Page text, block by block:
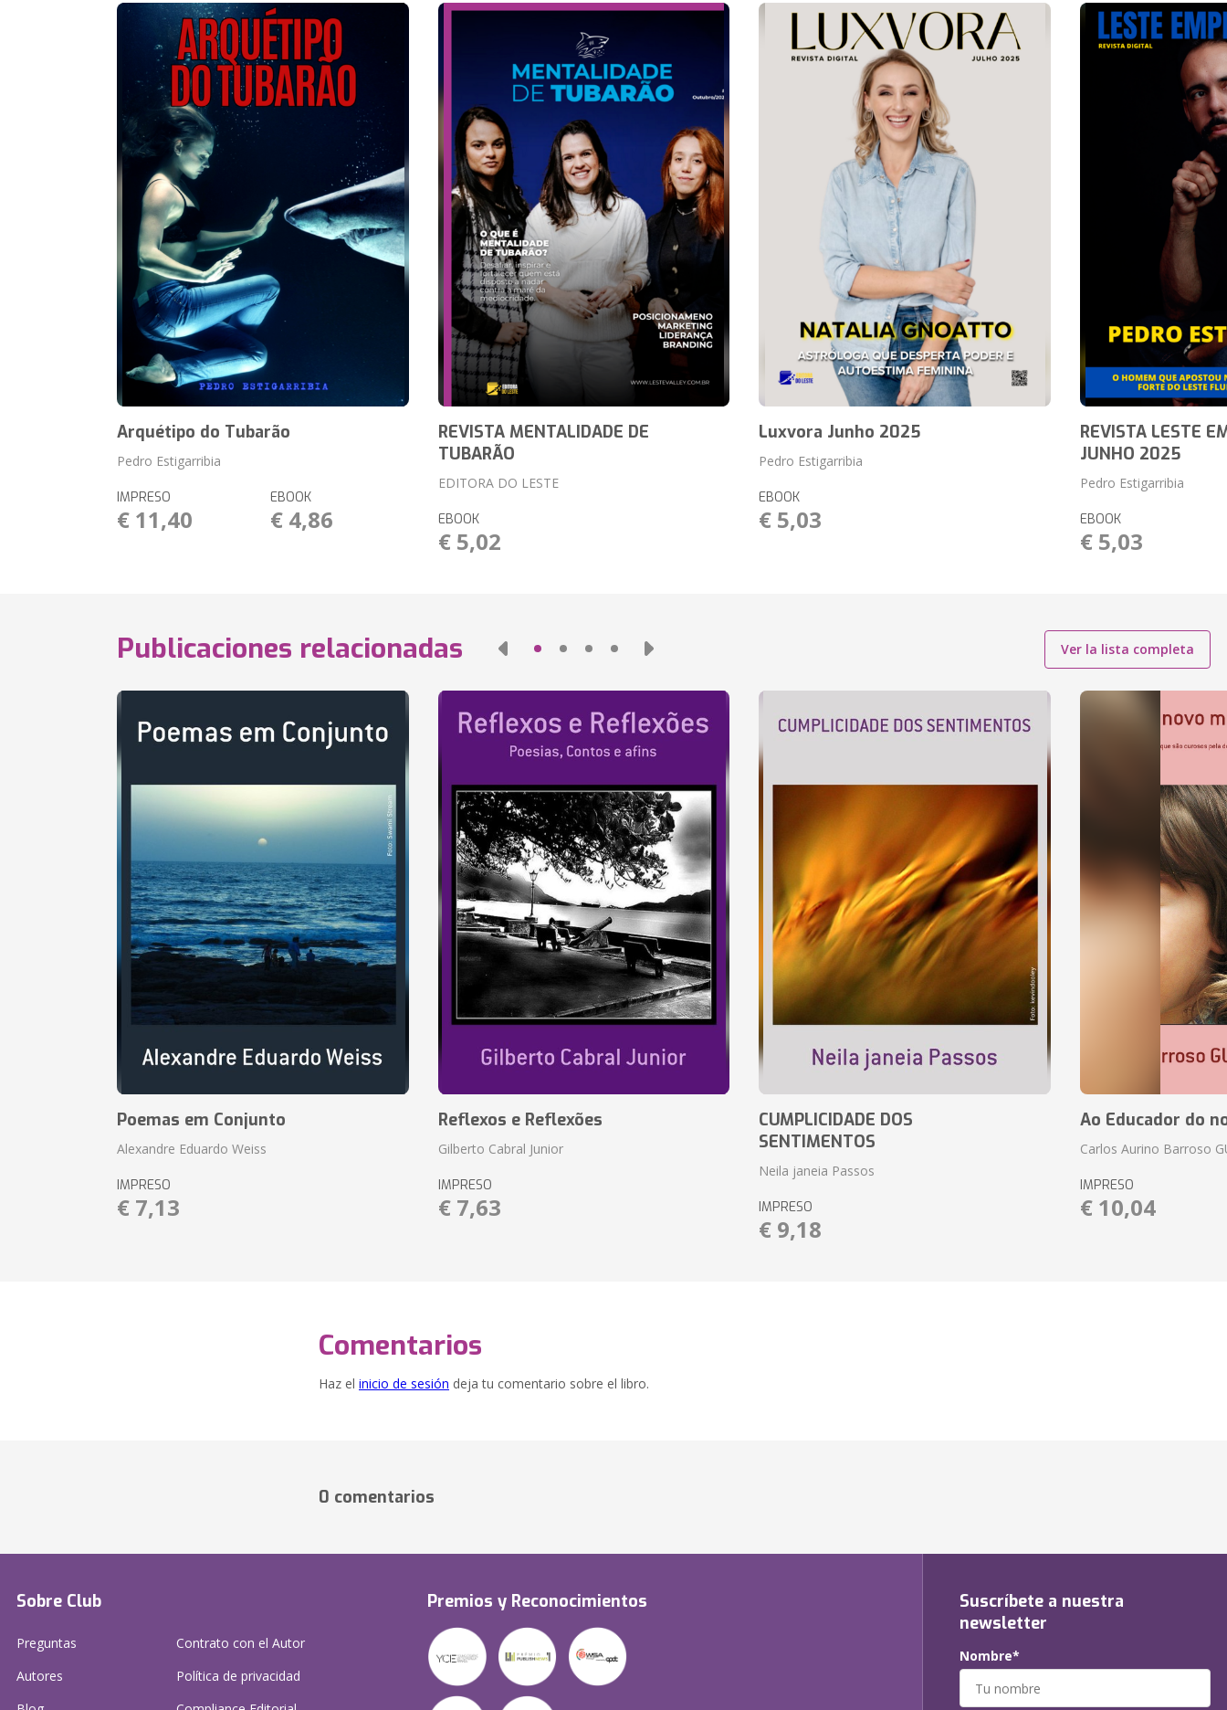
Arquétipo do Tubarão
Pedro Estigarribia
IMPRESO
€ 11,40
EBOOK
€ 4,86
REVISTA MENTALIDADE DE
TUBARÃO
EDITORA DO LESTE
EBOOK
€ 5,02
Luxvora Junho 2025
Pedro Estigarribia
EBOOK
€ 5,03
REVISTA LESTE
JUNHO 2025
Pedro Estigarribia
EBOOK
€ 5,03
Publicaciones relacionadas Ver la lista completa
Poemas em Conjunto
Alexandre Eduardo Weiss
IMPRESO
€ 7,13
Reflexos e Reflexões
Gilberto Cabral Junior
IMPRESO
€ 7,63
CUMPLICIDADE DOS
SENTIMENTOS
Neila janeia Passos
IMPRESO
€ 9,18
Ao Educador do
Carlos Aurino Barroso
IMPRESO
€ 10,04
Comentarios
Haz el inicio de sesión deja tu comentario sobre el libro.
0 comentarios
Sobre Club
Preguntas
Autores
Contrato con el Autor
Política de privacidad
Premios y Reconocimientos
Suscríbete a nuestra
newsletter
Nombre*